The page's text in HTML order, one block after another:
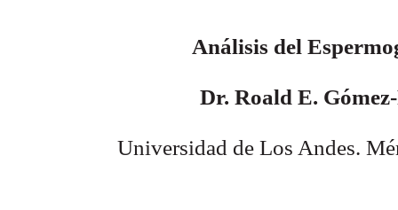
Análisis del
Dr. Roald E.
Universidad de Los Andes.